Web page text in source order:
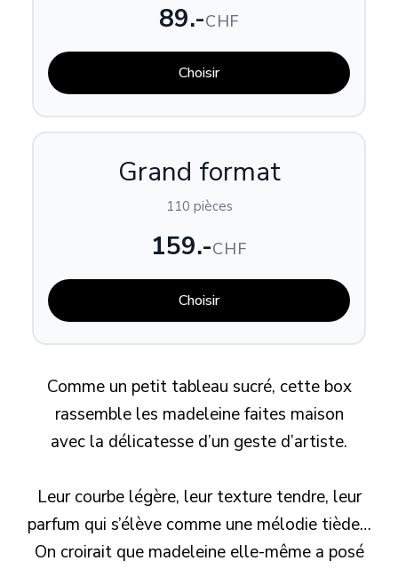
89.-CHF
Choisir
Grand format
110 pièces
159.-CHF
Choisir
Comme un petit tableau sucré, cette box
rassemble les madeleine faites maison
avec la délicatesse d’un geste d’artiste.
Leur courbe légère, leur texture tendre, leur
parfum qui s’élève comme une mélodie tiède…
On croirait que madeleine elle-même a posé